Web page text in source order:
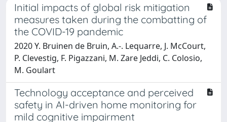
Initial impacts of global risk mitigation
measures taken during the combatting of
the COVID-19 pandemic
2020 Y. Bruinen de Bruin, A.-. Lequarre, J. McCourt,
P. Clevestig, F. Pigazzani, M. Zare Jeddi, C. Colosio,
M. Goulart
Technology acceptance and perceived
safety in AI-driven home monitoring for
mild cognitive impairment